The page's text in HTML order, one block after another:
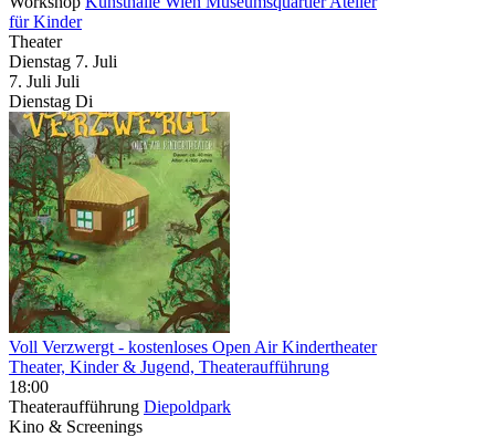
für Kinder
Theater
Dienstag 7. Juli
7. Juli Juli
Dienstag Di
Voll Verzwergt - kostenloses Open Air Kindertheater
Theater, Kinder & Jugend, Theateraufführung
18:00
Theateraufführung Diepoldpark
Kino & Screenings